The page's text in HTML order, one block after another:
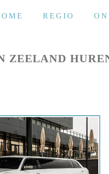
REGIO
ZEELAND
Offerte